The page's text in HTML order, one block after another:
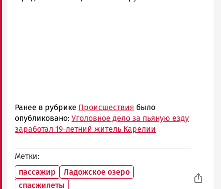
Ранее в рубрике Происшествия было
опубликовано: Уголовное дело за пьяную езду
заработал 19-летний житель Карелии
Метки
пассажир
Ладожское озеро
спасжилеты